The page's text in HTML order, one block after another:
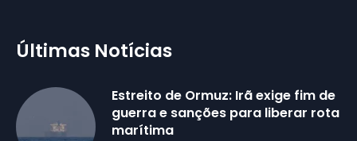
Últimas Notícias
Estreito de Ormuz: Irã exige fim de
guerra e sanções para liberar rota
marítima